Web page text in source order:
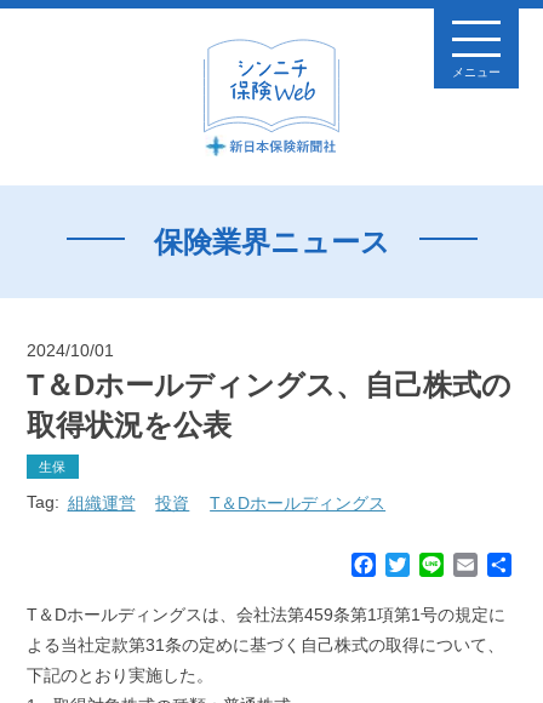
メニュー
保険業界ニュース
2024/10/01
T＆Dホールディングス、自己株式の
取得状況を公表
生保
Tag: 組織運営 投資 T＆Dホールディングス
c
e
T
i
t
n
e
E
a
i
T＆Dホールディングスは、会社法第459条第1項第1号の規定に
よる当社定款第31条の定めに基づく自己株式の取得について、
下記のとおり実施した。